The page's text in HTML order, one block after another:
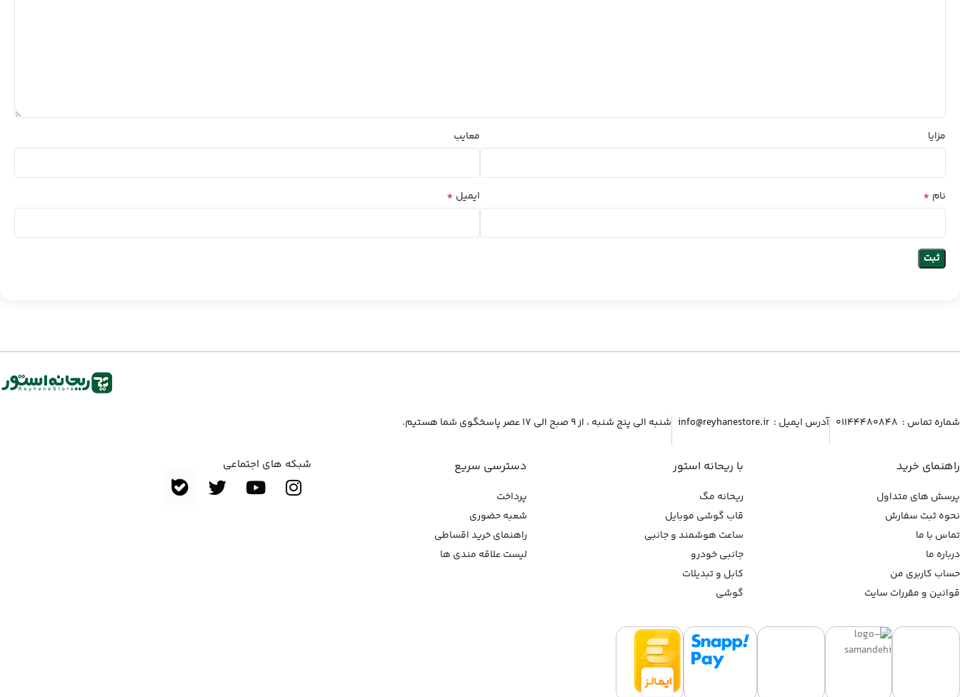
مزایا معایب
نام * ایمیل *
شماره تماس :‌ ۰۱۱۴۴۴۸۰۸۴۸ آدرس ایمیل :‌ info@reyhanestore.ir شنبه الی پنج شنبه ، از ۹ صبح الی ۱۷ عصر پاسخگوی شما هستیم.
راهنمای خرید
پرسش های متداول
نحوه ثبت سفارش
تماس با ما
درباره ما
حساب کاربری من
قوانین و مقررات سایت
با ریحانه استور
ریحانه مگ
قاب گوشی موبایل
ساعت هوشمند و جانبی
جانبی خودرو
کابل و تبدیلات
گوشی
دسترسی سریع
پرداخت
شعبه حضوری
راهنمای خرید اقساطی
لیست علاقه مندی ها
شبکه های اجتماعی